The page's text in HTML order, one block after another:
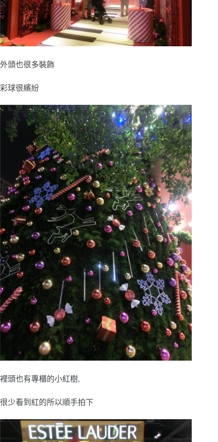
外頭也很多裝飾
彩球很繽紛
裡頭也有專櫃的小紅樹,
很少看到紅的所以順手拍下